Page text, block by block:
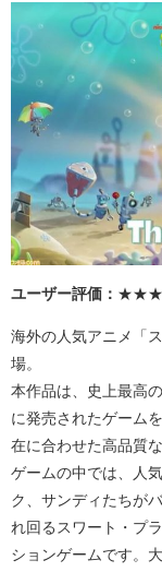
ユーザー評価：
海外の人気アニメ「
場。
本作品は、史上最高
に発売されたゲーム
在に合わせた高品質な
ゲームの中では、人
ク、サンディたちが
れ回るスワート・プ
ションゲームです。